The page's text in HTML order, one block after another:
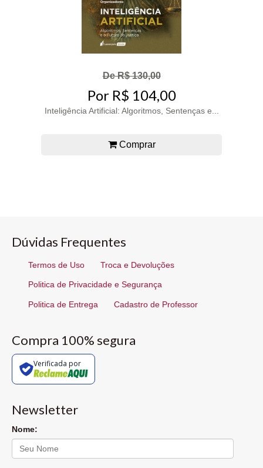
De R$ 130,00
Por R$ 104,00
Inteligência Artificial: Algoritmos, Sentenças e...
Comprar
Dúvidas Frequentes
Termos de Uso Troca e Devoluções
Politica de Privacidade e Segurança
Politica de Entrega Cadastro de Professor
Compra 100% segura
Verificada por
Newsletter
Nome: